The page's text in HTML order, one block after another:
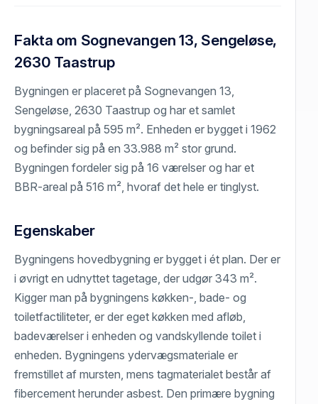
Fakta om Sognevangen 13, Sengeløse,
2630 Taastrup
Bygningen er placeret på Sognevangen 13,
Sengeløse, 2630 Taastrup og har et samlet
bygningsareal på 595 m². Enheden er bygget i 1962
og befinder sig på en 33.988 m² stor grund.
Bygningen fordeler sig på 16 værelser og har et
BBR-areal på 516 m², hvoraf det hele er tinglyst.
Egenskaber
Bygningens hovedbygning er bygget i ét plan. Der er
i øvrigt en udnyttet tagetage, der udgør 343 m².
Kigger man på bygningens køkken-, bade- og
toiletfactiliteter, er der eget køkken med afløb,
badeværelser i enheden og vandskyllende toilet i
enheden. Bygningens ydervægsmateriale er
fremstillet af mursten, mens tagmaterialet består af
fibercement herunder asbest. Den primære bygning